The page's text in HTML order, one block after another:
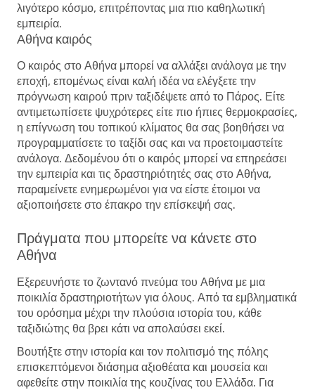
λιγότερο κόσμο, επιτρέποντας μια πιο καθηλωτική
εμπειρία.
Αθήνα καιρός
Ο καιρός στο Αθήνα μπορεί να αλλάξει ανάλογα με την
εποχή, επομένως είναι καλή ιδέα να ελέγξετε την
πρόγνωση καιρού πριν ταξιδέψετε από το Πάρος. Είτε
αντιμετωπίσετε ψυχρότερες είτε πιο ήπιες θερμοκρασίες,
η επίγνωση του τοπικού κλίματος θα σας βοηθήσει να
προγραμματίσετε το ταξίδι σας και να προετοιμαστείτε
ανάλογα. Δεδομένου ότι ο καιρός μπορεί να επηρεάσει
την εμπειρία και τις δραστηριότητές σας στο Αθήνα,
παραμείνετε ενημερωμένοι για να είστε έτοιμοι να
αξιοποιήσετε στο έπακρο την επίσκεψή σας.
Πράγματα που μπορείτε να κάνετε στο
Αθήνα
Εξερευνήστε το ζωντανό πνεύμα του Αθήνα με μια
ποικιλία δραστηριοτήτων για όλους. Από τα εμβληματικά
του ορόσημα μέχρι την πλούσια ιστορία του, κάθε
ταξιδιώτης θα βρει κάτι να απολαύσει εκεί.
Βουτήξτε στην ιστορία και τον πολιτισμό της πόλης
επισκεπτόμενοι διάσημα αξιοθέατα και μουσεία και
αφεθείτε στην ποικιλία της κουζίνας του Ελλάδα. Για